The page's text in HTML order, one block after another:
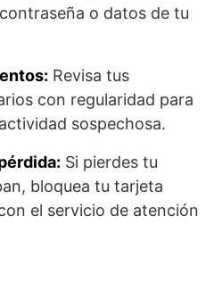
o datos de tu
Revisa tus
con regularidad para
sospechosa.
Si pierdes tu
bloquea tu tarjeta
el servicio de atención